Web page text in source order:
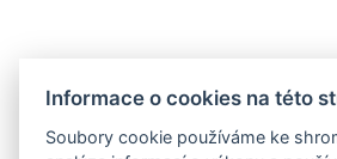
EU chce dosáhnout
proočkovanosti 30 %
Informace o cookies na této
Soubory cookie používáme ke